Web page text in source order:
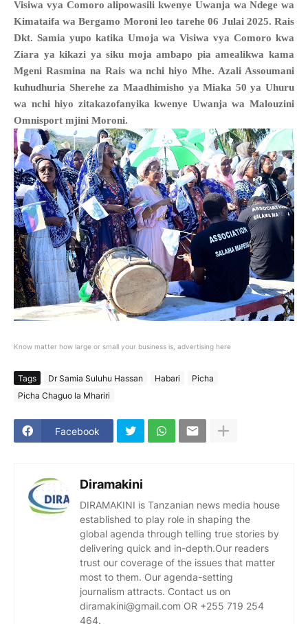
Visiwa vya Comoro alipowasili kwenye Uwanja wa Ndege wa
Kimataifa wa Bergamo Moroni leo tarehe 06 Julai 2025. Rais
Dkt. Samia yupo katika Umoja wa Visiwa vya Comoro kwa
Ziara ya kikazi ya siku moja ambapo pia amealikwa kama
Mgeni Rasmina na Rais wa nchi hiyo Mhe. Azali Assoumani
kuhudhuria Sherehe za Maadhimisho ya Miaka 50 ya Uhuru
wa nchi hiyo zitakazofanyika kwenye Uwanja wa Malouzini
Omnisport mjini Moroni.
Know matter how large or small your business is, advertising here
Tags Dr Samia Suluhu Hassan Habari
Picha
Picha Chaguo la Mhariri
Facebook
Diramakini
DIRAMAKINI is Tanzanian news media house
established to play role in shaping the
global agenda through telling true stories by
delivering quick and in-depth.Our readers
trust our coverage of the issues that matter
most to them. Our agenda-setting
journalism attracts. Contact us on
diramakini@gmail.com OR +255 719 254
464.